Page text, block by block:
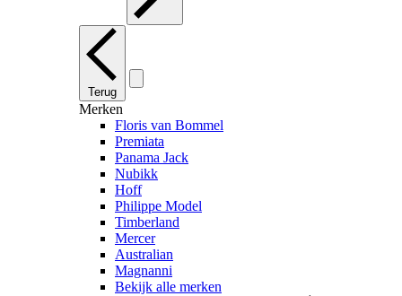
Terug
Merken
Floris van Bommel
Premiata
Panama Jack
Nubikk
Hoff
Philippe Model
Timberland
Mercer
Australian
Magnanni
Bekijk alle merken